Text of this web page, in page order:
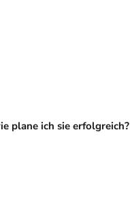
plane ich sie erfolgreich?